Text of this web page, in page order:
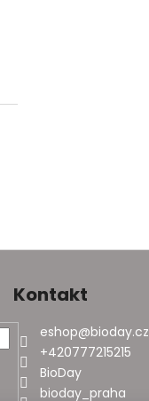
Kontakt
eshop@bioday.cz
+420777215215
BioDay
bioday_praha